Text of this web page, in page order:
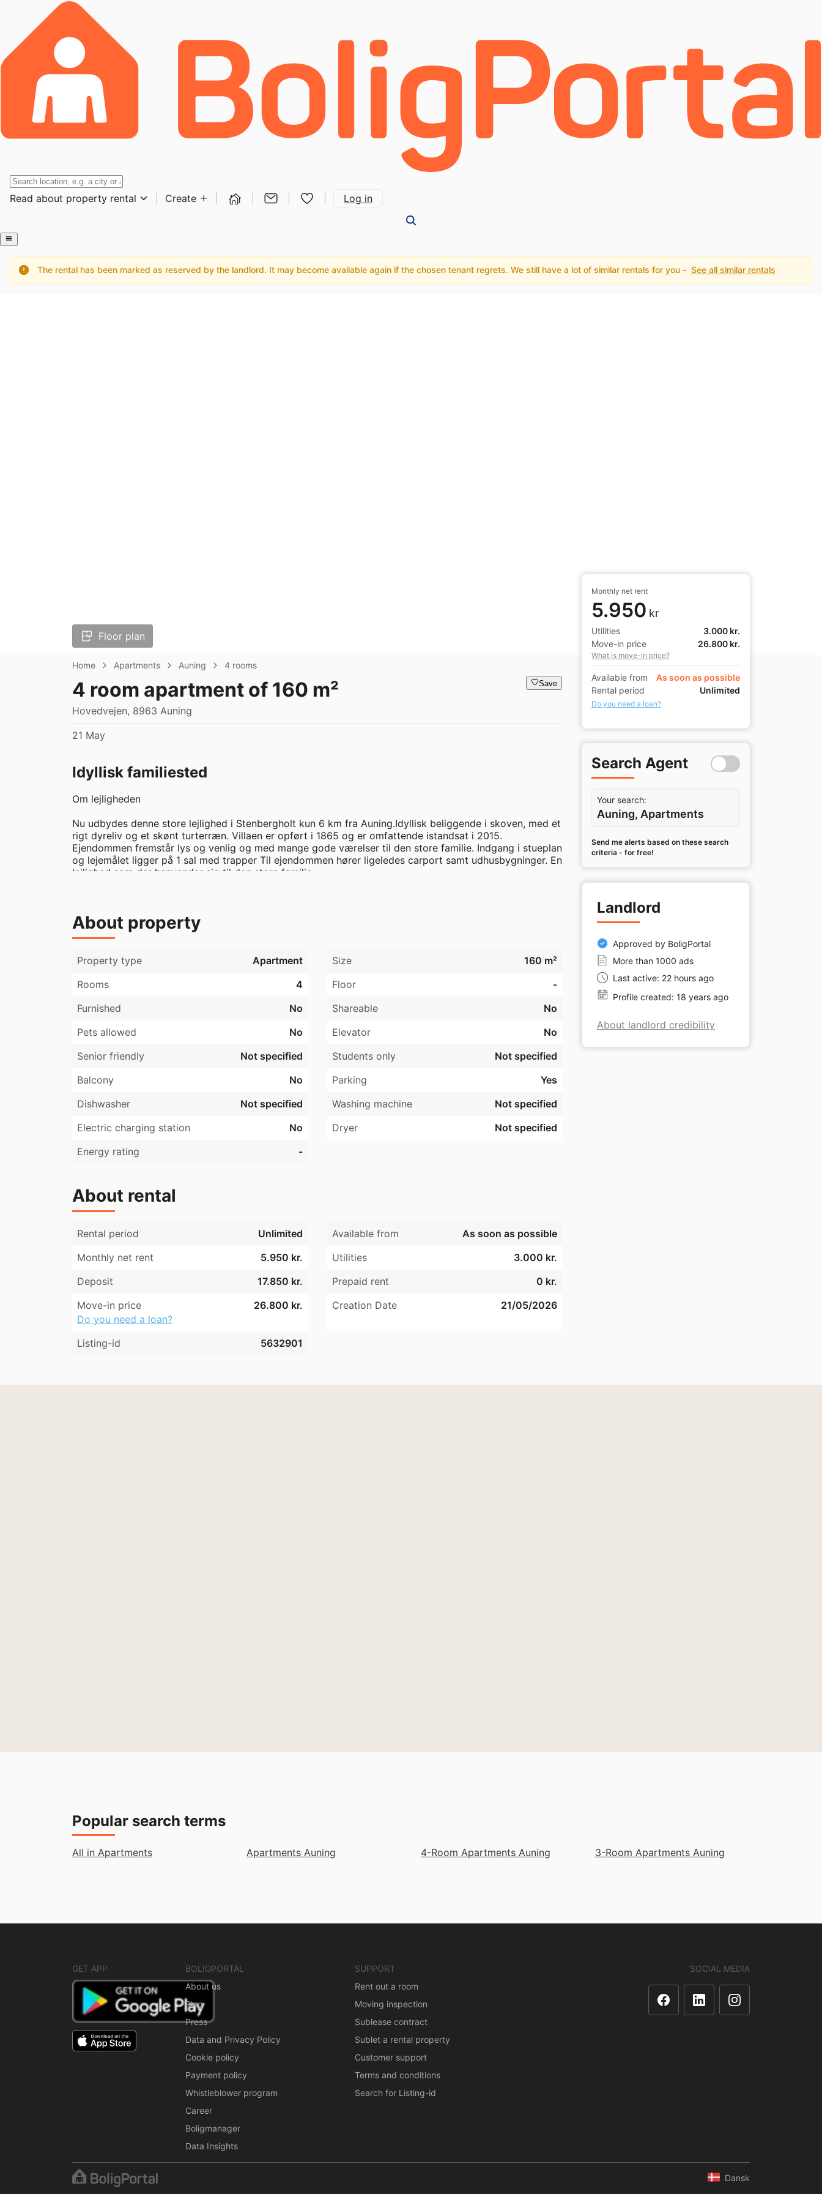
Read about property rental Create Log in
The rental has been marked as reserved by the landlord. It may become available again if the chosen tenant regrets. We still have a lot of similar rentals for you - See all similar rentals
Floor plan
Home Apartments Auning 4 rooms
4 room apartment of 160 m²
Hovedvejen, 8963 Auning
Save
21 May
Idyllisk familiested
Om lejligheden
Nu udbydes denne store lejlighed i Stenbergholt kun 6 km fra Auning.Idyllisk beliggende i skoven, med et
rigt dyreliv og et skønt turterræn. Villaen er opført i 1865 og er omfattende istandsat i 2015.
Ejendommen fremstår lys og venlig og med mange gode værelser til den store familie. Indgang i stueplan
og lejemålet ligger på 1 sal med trapper Til ejendommen hører ligeledes carport samt udhusbygninger. En
lejlighed som der henvender sig til den store familie.
Om området
Auning er en by på Djursland beliggende i et stort sammenhængende skovområde bestående af Auning
Auning særlige muligheder for at udvikle sig befolknings-, erhvervs- og servicemæssigt, og
handelscentret har fået mulighed for at videreudvikle sig til et attraktivt og konkurrencedygtigt handels-
og servicecenter. Auning er tildelt mulighed for nye attraktive boligområder tæt ved de før nævnte
Ønsker du at vide om lejemålet er delevenlig, kontakt os venligst.
About property
Property type Apartment Size
160 m²
Rooms
4 Floor
-
Furnished
No Shareable
No
Pets allowed
No Elevator
No
Senior friendly
Not specified Students only
Not specified
Balcony
No Parking
Yes
Dishwasher
Not specified Washing machine
Not specified
Electric charging station
No Dryer
Not specified
Energy rating
-
About rental
Rental period Unlimited Available from
As soon as possible
Monthly net rent
5.950 kr. Utilities
3.000 kr.
Deposit
17.850 kr. Prepaid rent
0 kr.
Move-in price
26.800 kr.
Do you need a loan?
Creation Date 21/05/2026
Listing-id 5632901
Monthly net rent
5.950 kr
Utilities
3.000 kr.
Move-in price
26.800 kr.
What is move-in price?
Available from
As soon as possible
Rental period
Unlimited
Do you need a loan?
Search Agent
Your search:
Auning, Apartments
Send me alerts based on these search
criteria - for free!
Landlord
Approved by BoligPortal
More than 1000 ads
Last active: 22 hours ago
Profile created: 18 years ago
About landlord credibility
Popular search terms
All in Apartments Apartments Auning 4-Room Apartments Auning 3-Room Apartments Auning
GET APP
BOLIGPORTAL
About us
Blog
Press
Data and Privacy Policy
Cookie policy
Payment policy
Whistleblower program
Career
Boligmanager
Data Insights
SUPPORT
Rent out a room
Moving inspection
Sublease contract
Sublet a rental property
Customer support
Terms and conditions
Search for Listing-id
SOCIAL MEDIA
Dansk